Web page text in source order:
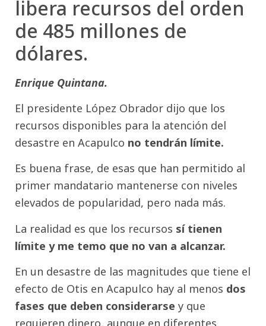
libera recursos del orden
de 485 millones de
dólares.
Enrique Quintana.
El presidente López Obrador dijo que los
recursos disponibles para la atención del
desastre en Acapulco no tendrán límite.
Es buena frase, de esas que han permitido al
primer mandatario mantenerse con niveles
elevados de popularidad, pero nada más.
La realidad es que los recursos sí tienen
límite y me temo que no van a alcanzar.
En un desastre de las magnitudes que tiene el
efecto de Otis en Acapulco hay al menos dos
fases que deben considerarse y que
requieren dinero, aunque en diferentes